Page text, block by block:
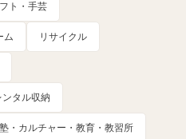
ト・手芸
ム リサイクル
タル収納
・カルチャー・教育・教習所